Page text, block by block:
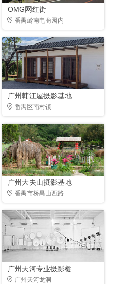
OMG网红街
番禺岭南电商园内
广州韩江屋摄影基地
番禺区南村镇
广州大夫山摄影基地
番禺市桥禺山西路
广州天河专业摄影棚
广州天河龙洞